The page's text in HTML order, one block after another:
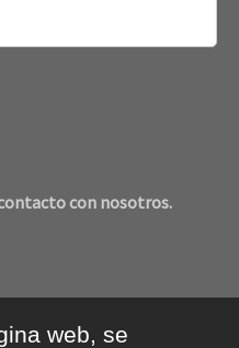
con nosotros.
web, se